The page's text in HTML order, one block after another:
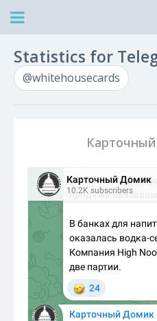
Statistics for
@whitehousecards